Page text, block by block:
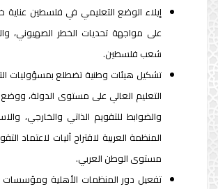
إيلاء الوضع التعليمي في فلسطين عناية
على مواجهة تحديات الخطر الصهيوني،
شعب فلسطين.
تشكيل هيئات وطنية تضطلع بمسؤوليات
التعليم العالي على مستوى الدولة، ووضع
والضوابط للتقويم الذاتي والخارجي،
المنظمة العربية لاقتراح آليات لاعتماد
مستوى الوطن العربي.
تفعيل دور المنظمات الأهلية ومؤسسات